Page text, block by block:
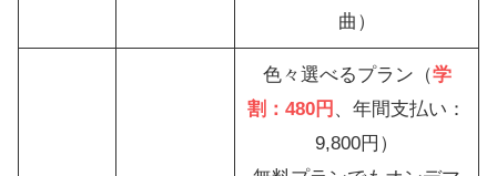
曲）
色々選べるプラン（学
割：480円 、年間支払い：
9,800円）